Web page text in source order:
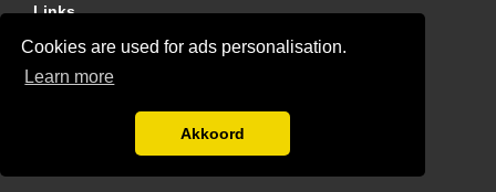
Cookies are used for ads personalisation.
Learn more
Akkoord
Links
Gratis Stoffeerder Offertes Vergelijken
Disclaimer